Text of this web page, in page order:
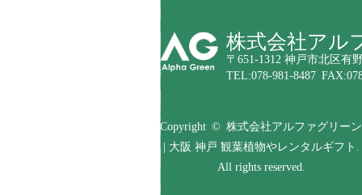
株式会社アル
〒651-1312 神戸市北区有
TEL:078-981-8487
Copyright © 株式会社アルファグリーン
| 大阪 神戸 観葉植物やレンタルギフト.
All rights reserved.